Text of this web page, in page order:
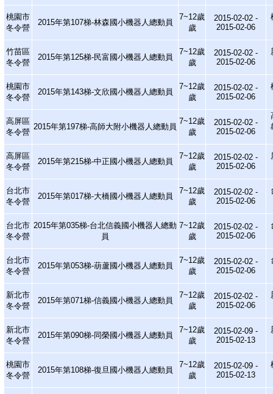
桃園市
冬令營
2015年第107梯-林森國小機器人總動員
7~12歲
歲
2015-02-02 -
2015-02-06
竹苗區
冬令營
2015年第125梯-民富國小機器人總動員
7~12歲
歲
2015-02-02 -
2015-02-06
桃園市
冬令營
2015年第143梯-文欣國小機器人總動員
7~12歲
歲
2015-02-02 -
2015-02-06
高屏區
冬令營
2015年第197梯-高師大附小機器人總動員
7~12歲
歲
2015-02-02 -
2015-02-06
高屏區
冬令營
2015年第215梯-中正國小機器人總動員
7~12歲
歲
2015-02-02 -
2015-02-06
台北市
冬令營
2015年第017梯-大橋國小機器人總動員
7~12歲
歲
2015-02-02 -
2015-02-06
台北市
冬令營
2015年第035梯-台北信義國小機器人總動
員
7~12歲
歲
2015-02-02 -
2015-02-06
台北市
冬令營
2015年第053梯-葫蘆國小機器人總動員
7~12歲
歲
2015-02-02 -
2015-02-06
新北市
冬令營
2015年第071梯-信義國小機器人總動員
7~12歲
歲
2015-02-02 -
2015-02-06
新北市
冬令營
2015年第090梯-同榮國小機器人總動員
7~12歲
歲
2015-02-09 -
2015-02-13
桃園市
冬令營
2015年第108梯-復旦國小機器人總動員
7~12歲
歲
2015-02-09 -
2015-02-13